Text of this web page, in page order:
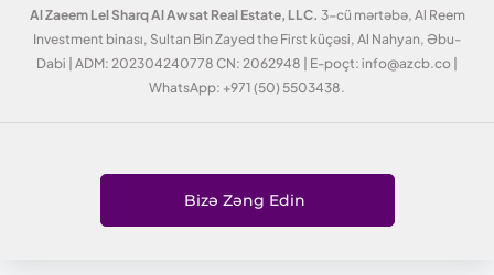
Al Zaeem Lel Sharq Al Awsat Real Estate, LLC. 3-cü mərtəbə, Al Reem
Investment binası, Sultan Bin Zayed the First küçəsi, Al Nahyan, Əbu-
Dabi | ADM: 202304240778 CN: 2062948 | E-poçt: info@azcb.co |
WhatsApp: +971 (50) 5503438.
Bizə Zəng Edin